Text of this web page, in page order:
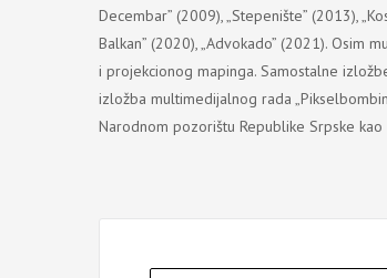
Decembar” (2009), „Stepenište” (2013),
Balkan” (2020), „Advokado” (2021).
i projekcionog mapinga. Samostalne
izložba multimedijalnog rada
Narodnom pozorištu Republike Srpske